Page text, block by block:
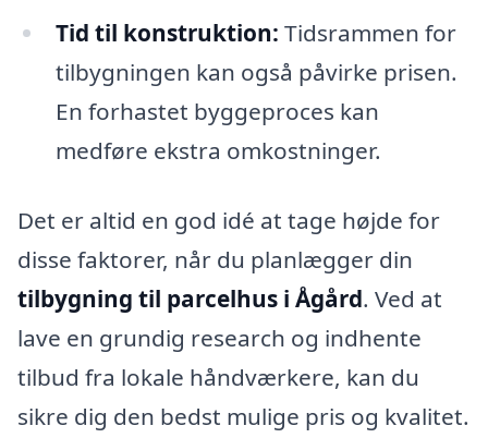
Tid til konstruktion: Tidsrammen for
tilbygningen kan også påvirke prisen.
En forhastet byggeproces kan
medføre ekstra omkostninger.
Det er altid en god idé at tage højde for
disse faktorer, når du planlægger din
tilbygning til parcelhus i Ågård. Ved at
lave en grundig research og indhente
tilbud fra lokale håndværkere, kan du
sikre dig den bedst mulige pris og kvalitet.